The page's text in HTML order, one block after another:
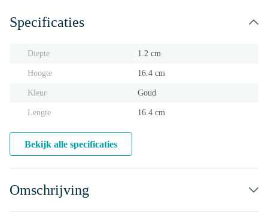
Specificaties
Diepte 1.2 cm
Hoogte 16.4 cm
Kleur Goud
Lengte 16.4 cm
Bekijk alle specificaties
Omschrijving